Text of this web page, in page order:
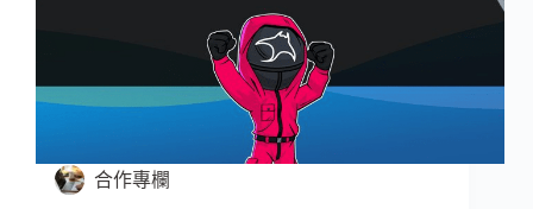
合作專欄